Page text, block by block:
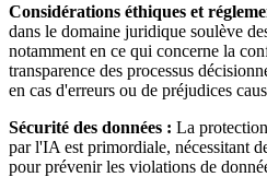
Considérations éthiques et
dans le domaine juridique soulève
notamment en ce qui concerne la
transparence des processus
en cas d'erreurs ou de préjudices
Sécurité des données : La
par l'IA est primordiale, nécessitant
pour prévenir les violations de